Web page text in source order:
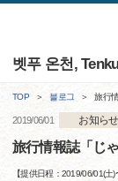
벳푸 온천,
TOP 블로그 旅行
2019/06/01 お知らせ
旅行情報誌「じ
【提供日程：2019/06/01(土)